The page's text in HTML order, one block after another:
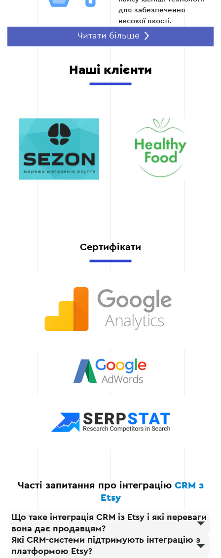
для забезпечення
високої якості.
Швидкість
впровадження
оперативне виконання
проєкту завдяки
Прозорість процесів.
Клієнти отримують
доступ до кожного етапу
роботи, включаючи
етапі.
гнучкість.
адаптуються до змін у
вашому бізнесі.
Інтеграція може бути
розширена новими
потреби.
Технічна підтримка
технічну підтримку,
швидко вирішуючи будь-
Читати більше
Наші клієнти
Сертифікати
Часті запитання про інтеграцію CRM з
Etsy
Що таке інтеграція CRM із Etsy і які переваги
вона дає продавцям?
Які CRM-системи підтримують інтеграцію з
платформою Etsy?